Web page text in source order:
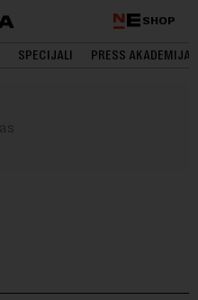
SHOP
SPECIJALI PRESS AKADEMIJA